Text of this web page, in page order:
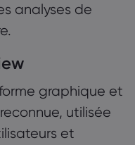
analyses de
graphique et
utilisée
et